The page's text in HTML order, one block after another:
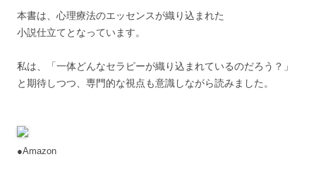
本書は、心理療法のエッセンスが織り込まれた
小説仕立てとなっています。
私は、「一体どんなセラピーが織り込まれているのだろう？」
と期待しつつ、専門的な視点も意識しながら読みました。
●Amazon